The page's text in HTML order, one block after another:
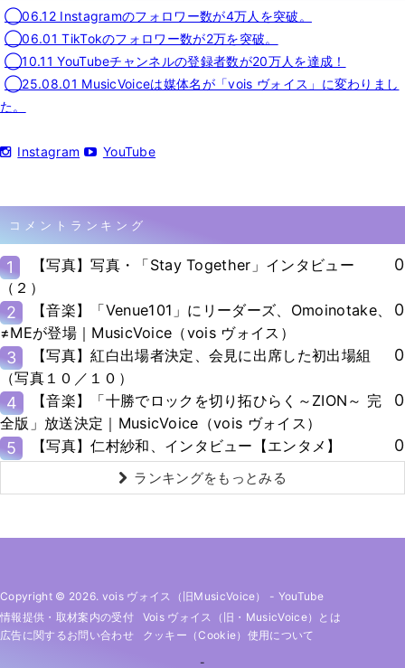
◯06.12 Instagramのフォロワー数が4万人を突破。
◯06.01 TikTokのフォロワー数が2万を突破。
◯10.11 YouTubeチャンネルの登録者数が20万人を達成！
◯25.08.01 MusicVoiceは媒体名が「vois ヴォイス」に変わりまし
た。
Instagram YouTube
コメントランキング
1
【写真】写真・「Stay Together」インタビュー
（２）
0
2
【音楽】「Venue101」にリーダーズ、Omoinotake、
≠MEが登場｜MusicVoice（vois ヴォイス）
0
3
【写真】紅白出場者決定、会見に出席した初出場組
（写真１０／１０）
0
4
【音楽】「十勝でロックを切り拓ひらく～ZION～ 完
全版」放送決定｜MusicVoice（vois ヴォイス）
0
5 【写真】仁村紗和、インタビュー【エンタメ】 0
ランキングをもっとみる
Copyright © 2026. vois ヴォイス（旧MusicVoice） - YouTube
情報提供・取材案内の受付
Vois ヴォイス（旧・MusicVoice）とは
広告に関するお問い合わせ
クッキー（cookie）使用について
-